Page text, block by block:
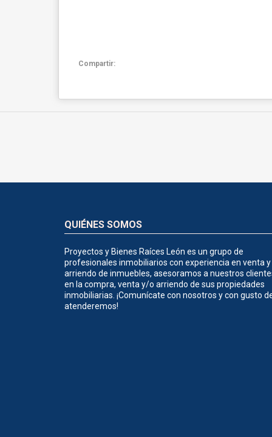
Compartir:
QUIÉNES SOMOS
Proyectos y Bienes Raíces León es un grupo de
profesionales inmobiliarios con experiencia en venta y
arriendo de inmuebles, asesoramos a nuestros
en la compra, venta y/o arriendo de sus propiedades
inmobiliarias. ¡Comunícate con nosotros y con gusto
atenderemos!